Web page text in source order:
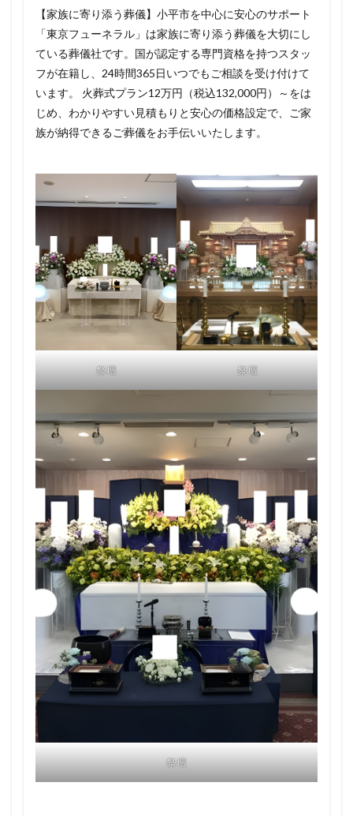
【家族に寄り添う葬儀】小平市を中心に安心のサポート
「東京フューネラル」は家族に寄り添う葬儀を大切にし
ている葬儀社です。国が認定する専門資格を持つスタッ
フが在籍し、24時間365日いつでもご相談を受け付けて
います。 火葬式プラン12万円（税込132,000円）～をは
じめ、わかりやすい見積もりと安心の価格設定で、ご家
族が納得できるご葬儀をお手伝いいたします。
祭壇 祭壇
祭壇